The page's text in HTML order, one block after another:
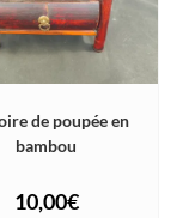
de poupée en
bambou
10,00€